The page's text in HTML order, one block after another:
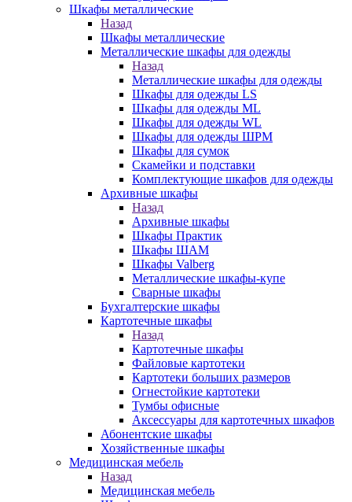
Шкафы металлические
Назад
Шкафы металлические
Металлические шкафы для одежды
Назад
Металлические шкафы для одежды
Шкафы для одежды LS
Шкафы для одежды ML
Шкафы для одежды WL
Шкафы для одежды ШРМ
Шкафы для сумок
Скамейки и подставки
Комплектующие шкафов для одежды
Архивные шкафы
Назад
Архивные шкафы
Шкафы Практик
Шкафы ШАМ
Шкафы Valberg
Металлические шкафы-купе
Сварные шкафы
Бухгалтерские шкафы
Картотечные шкафы
Назад
Картотечные шкафы
Файловые картотеки
Картотеки больших размеров
Огнестойкие картотеки
Тумбы офисные
Аксессуары для картотечных шкафов
Абонентские шкафы
Хозяйственные шкафы
Медицинская мебель
Назад
Медицинская мебель